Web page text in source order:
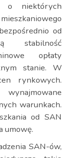
o niektórych
od
stabilność
opłaty
stanie. W
rynkowych.
warunkach.
od SAN
umowę.
SAN-ów,